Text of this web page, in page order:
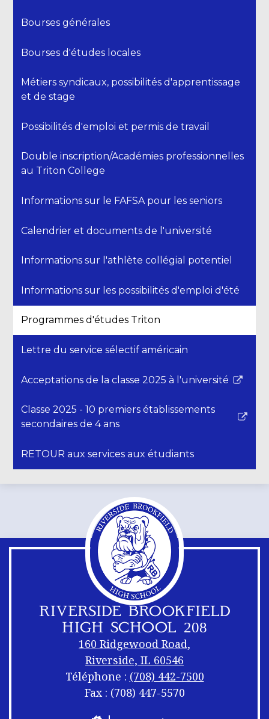
Bourses générales
Bourses d'études locales
Métiers syndicaux, possibilités d'apprentissage
et de stage
Possibilités d'emploi et permis de travail
Double inscription/Académies professionnelles
au Triton College
Informations sur le FAFSA pour les seniors
Calendrier et documents de l'université
Informations sur l'athlète collégial potentiel
Informations sur les possibilités d'emploi d'été
Programmes d'études Triton
Lettre du service sélectif américain
Acceptations de la classe 2025 à l'université
Le
s'ouvre
dans
nouvelle
fenêtre
Classe 2025 - 10 premiers établissements
secondaires de 4 ans
Le
s'ouvre
RETOUR aux services aux étudiants
RIVERSIDE BROOKFIELD
HIGH SCHOOL 208
160 Ridgewood Road,
Riverside, IL 60546
Téléphone : (708) 442-7500
Fax : (708) 447-5570